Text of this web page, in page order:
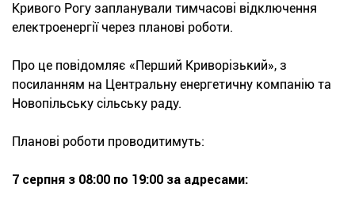
Кривого Рогу запланували тимчасові відключення
електроенергії через планові роботи.
Про це повідомляє «Перший Криворізький», з
посиланням на Центральну енергетичну компанію та
Новопільську сільську раду.
Планові роботи проводитимуть:
7 серпня з 08:00 по 19:00 за адресами: